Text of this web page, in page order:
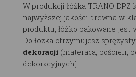
W produkcji łóżka TRANO
najwyższej jakości drewna w
produktu, łóżko pakowane
Do łóżka otrzymujesz sprężysty
dekoracji (materaca, pościeli,
dekoracyjnych).